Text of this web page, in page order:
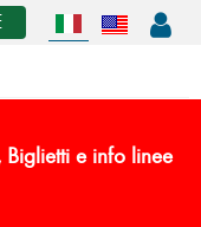
Biglietti e info linee